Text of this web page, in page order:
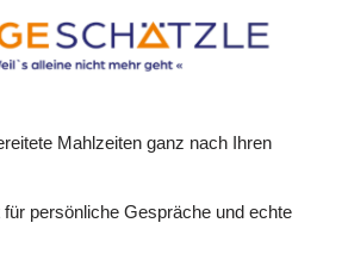
Mahlzeiten ganz nach Ihren
für persönliche Gespräche und echte